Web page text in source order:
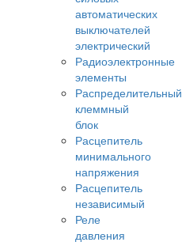
автоматических
выключателей
электрический
Радиоэлектронные
элементы
Распределительный
клеммный
блок
Расцепитель
минимального
напряжения
Расцепитель
независимый
Реле
давления